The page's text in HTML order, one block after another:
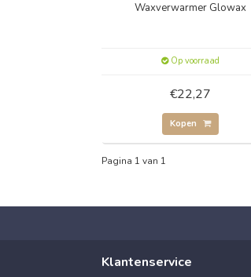
Waxverwarmer Glowax
Op voorraad
€22,27
Kopen
Pagina 1 van 1
Klantenservice